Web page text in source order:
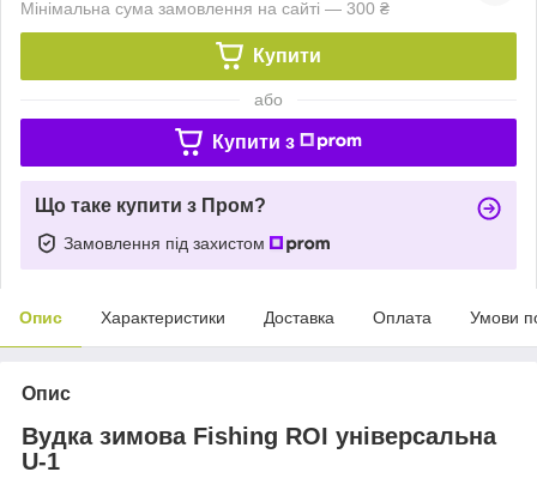
Мінімальна сума замовлення на сайті — 300 ₴
Купити
або
Купити з
Що таке купити з Пром?
Замовлення під захистом
Опис Характеристики Доставка Оплата Умови
Опис
Вудка зимова Fishing ROI універсальна
U-1